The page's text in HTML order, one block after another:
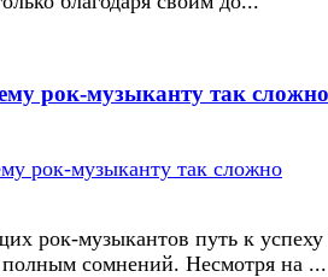
рок-музыканту так сложно
рок-музыкантов путь к успеху
сомнений. Несмотря на ...